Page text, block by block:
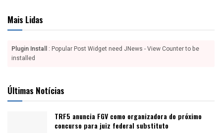
Mais Lidas
Plugin Install : Popular Post Widget need JNews - View Counter to be
installed
Últimas Notícias
TRF5 anuncia FGV como organizadora do próximo
concurso para juiz federal substituto